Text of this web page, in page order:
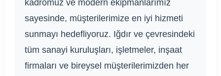
kadromuz ve modern ekipmanlarımız
sayesinde, müşterilerimize en iyi hizmeti
sunmayı hedefliyoruz. Iğdır ve çevresindeki
tüm sanayi kuruluşları, işletmeler, inşaat
firmaları ve bireysel müşterilerimizden her